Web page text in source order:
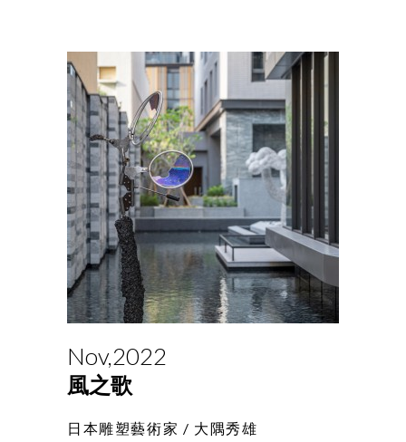
Nov,2022
風之歌
日本雕塑藝術家 / 大隅秀雄